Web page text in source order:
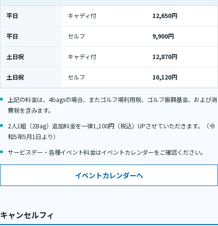
平日 キャディ付 12,650円
平日 セルフ 9,900円
土日祝 キャディ付 12,870円
土日祝 セルフ 10,120円
上記の料金は、4bagsの場合、またゴルフ場利用税、ゴルフ振興基金、および消
費税を含みます。
2人1組（2Bag）追加料金を一律1,100円（税込）UPさせていただきます。（令
和5年5月1日より）
サービスデー・各種イベント料金はイベントカレンダーをご確認ください。
イベントカレンダーへ
キャンセルフィ